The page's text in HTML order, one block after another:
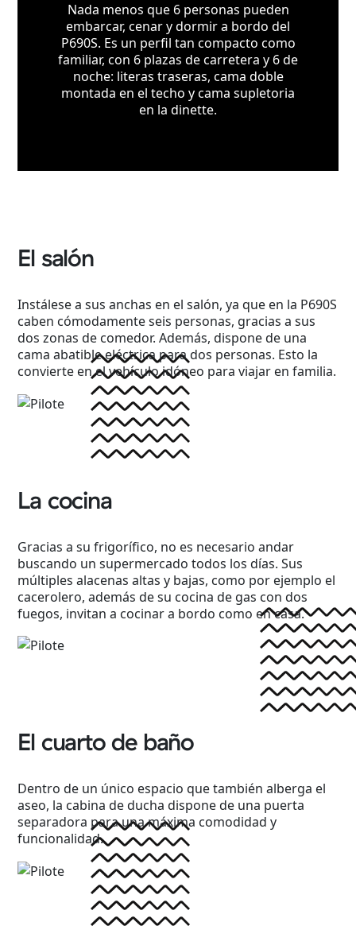
Nada menos que 6 personas pueden
embarcar, cenar y dormir a bordo del
P690S. Es un perfil tan compacto como
familiar, con 6 plazas de carretera y 6 de
noche: literas traseras, cama doble
montada en el techo y cama supletoria
en la dinette.
El salón
Instálese a sus anchas en el salón, ya que en la P690S
caben cómodamente seis personas, gracias a sus
dos zonas de comedor. Además, dispone de una
cama abatible eléctrica para dos personas. Esto la
convierte en el vehículo idóneo para viajar en familia.
La cocina
Gracias a su frigorífico, no es necesario andar
buscando un supermercado todos los días. Sus
múltiples alacenas altas y bajas, como por ejemplo el
cacerolero, además de su cocina de gas con dos
fuegos, invitan a cocinar a bordo como en casa.
El cuarto de baño
Dentro de un único espacio que también alberga el
aseo, la cabina de ducha dispone de una puerta
separadora para una máxima comodidad y
funcionalidad.